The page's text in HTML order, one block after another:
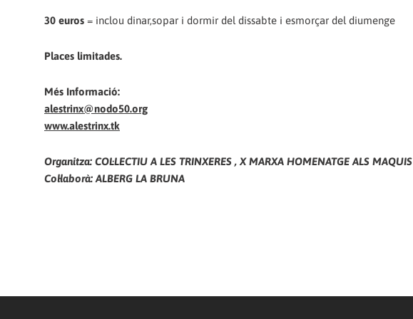
30 euros = inclou dinar,sopar i dormir del dissabte i esmorçar del diumenge
Places limitades.
Més Informació:
alestrinx@nodo50.org
www.alestrinx.tk
Organitza: COL·LECTIU A LES TRINXERES , X MARXA HOMENATGE ALS MAQUIS
Col·laborà: ALBERG LA BRUNA